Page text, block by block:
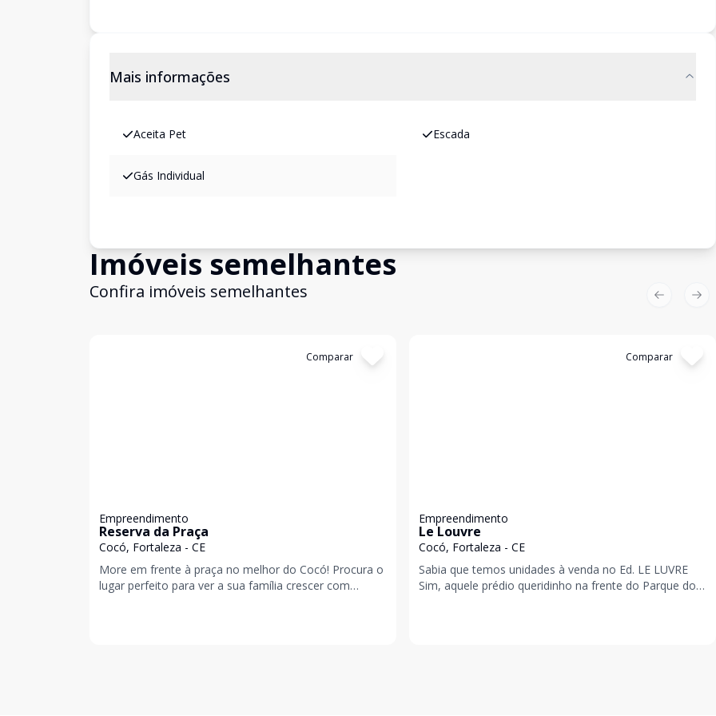
Mais informações
Aceita Pet Escada
Gás Individual
Imóveis semelhantes
Confira imóveis semelhantes
Comparar
Empreendimento
Reserva da Praça
Cocó, Fortaleza - CE
More em frente à praça no melhor do Cocó! Procura o
lugar perfeito para ver a sua família crescer com
Comparar
Empreendimento
Le Louvre
Cocó, Fortaleza - CE
Sabia que temos unidades à venda no Ed. LE LUVRE
Sim, aquele prédio queridinho na frente do Parque do
Previous